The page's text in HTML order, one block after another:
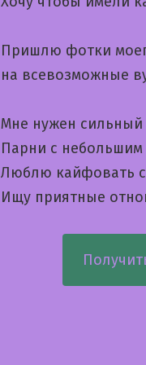
Пришлю фотки
на всевозможные
Мне нужен
Парни с небольшим
Люблю кайфовать
Ищу приятные